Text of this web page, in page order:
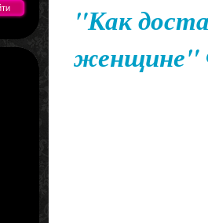
"Как
женщине"